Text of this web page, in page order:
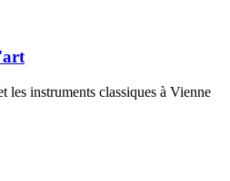
les instruments classiques à Vienne